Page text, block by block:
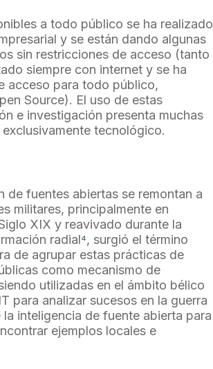
a todo público se ha realizado
y se están dando algunas
sin restricciones de acceso (tanto
siempre con internet y se ha
acceso para todo público,
Source). El uso de estas
e investigación presenta muchas
tecnológico.
de fuentes abiertas se remontan a
militares, principalmente en
XIX y reavivado durante la
radial⁴, surgió el término
de agrupar estas prácticas de
como mecanismo de
utilizadas en el ámbito bélico
para analizar sucesos en la guerra
inteligencia de fuente abierta para
ejemplos locales e